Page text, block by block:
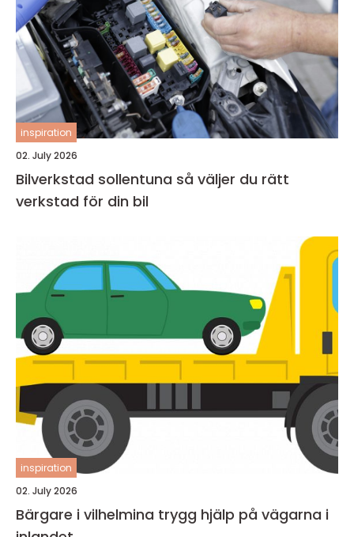
inspiration
02. July 2026
Bilverkstad sollentuna så väljer du rätt
verkstad för din bil
inspiration
02. July 2026
Bärgare i vilhelmina trygg hjälp på vägarna i